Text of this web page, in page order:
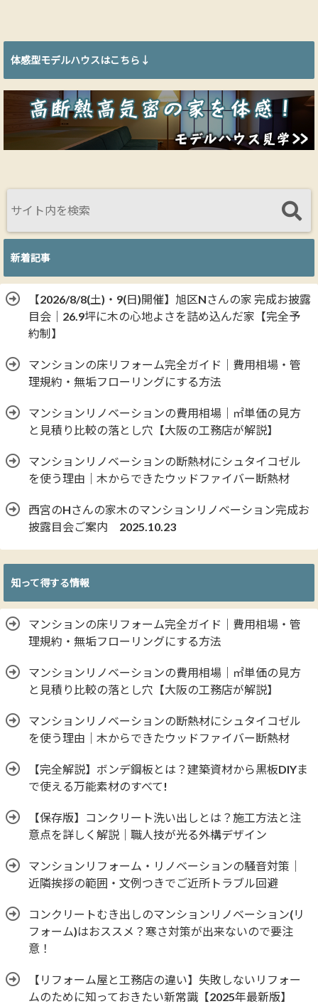
体感型モデルハウスはこちら↓
新着記事
【2026/8/8(土)・9(日)開催】旭区Nさんの家 完成お披露
目会｜26.9坪に木の心地よさを詰め込んだ家【完全予
約制】
マンションの床リフォーム完全ガイド｜費用相場・管
理規約・無垢フローリングにする方法
マンションリノベーションの費用相場｜㎡単価の見方
と見積り比較の落とし穴【大阪の工務店が解説】
マンションリノベーションの断熱材にシュタイコゼル
を使う理由｜木からできたウッドファイバー断熱材
西宮のHさんの家木のマンションリノベーション完成お
披露目会ご案内 2025.10.23
知って得する情報
マンションの床リフォーム完全ガイド｜費用相場・管
理規約・無垢フローリングにする方法
マンションリノベーションの費用相場｜㎡単価の見方
と見積り比較の落とし穴【大阪の工務店が解説】
マンションリノベーションの断熱材にシュタイコゼル
を使う理由｜木からできたウッドファイバー断熱材
【完全解説】ボンデ鋼板とは？建築資材から黒板DIYま
で使える万能素材のすべて!
【保存版】コンクリート洗い出しとは？施工方法と注
意点を詳しく解説｜職人技が光る外構デザイン
マンションリフォーム・リノベーションの騒音対策｜
近隣挨拶の範囲・文例つきでご近所トラブル回避
コンクリートむき出しのマンションリノベーション(リ
フォーム)はおススメ？寒さ対策が出来ないので要注
意！
【リフォーム屋と工務店の違い】失敗しないリフォー
ムのために知っておきたい新常識【2025年最新版】